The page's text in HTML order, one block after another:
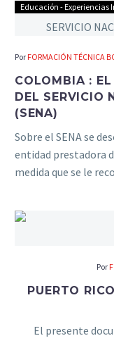
Educación - Experiencias
Por FORMACIÓN TÉCNICA
COLOMBIA :
DEL SERVICIO
(SENA)
Sobre el SENA se
entidad prestadora
medida que se le
Por
PUERTO
El presente